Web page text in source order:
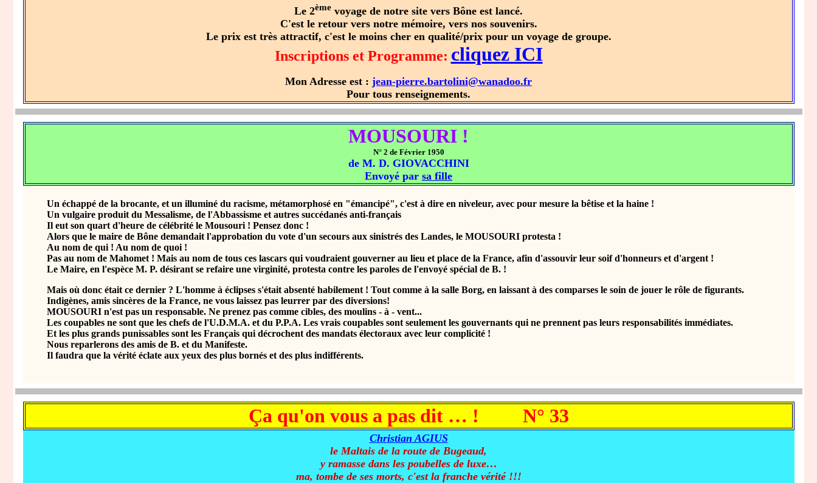
Le 2ème voyage de notre site vers Bône est lancé.
C'est le retour vers notre mémoire, vers nos souvenirs.
Le prix est très attractif, c'est le moins cher en qualité/prix pour un voyage de groupe.
Inscriptions et Programme: cliquez ICI
Mon Adresse est : jean-pierre.bartolini@wanadoo.fr
Pour tous renseignements.
MOUSOURI !
N° 2 de Février 1950
de M. D. GIOVACCHINI
Envoyé par sa fille
Un échappé de la brocante, et un illuminé du racisme, métamorphosé en "émancipé", c'est à dire en niveleur, avec pour mesure la bêtise et la haine !
Un vulgaire produit du Messalisme, de l'Abbassisme et autres succédanés anti-français
Il eut son quart d'heure de célébrité le Mousouri ! Pensez donc !
Alors que le maire de Bône demandait l'approbation du vote d'un secours aux sinistrés des Landes, le MOUSOURI protesta !
Au nom de qui ! Au nom de quoi !
Pas au nom de Mahomet ! Mais au nom de tous ces lascars qui voudraient gouverner au lieu et place de la France, afin d'assouvir leur soif d'honneurs et d'argent !
Le Maire, en l'espèce M. P. désirant se refaire une virginité, protesta contre les paroles de l'envoyé spécial de B. !
Mais où donc était ce dernier ? L'homme à éclipses s'était absenté habilement ! Tout comme à la salle Borg, en laissant à des comparses le soin de jouer le rôle de figurants.
Indigènes, amis sincères de la France, ne vous laissez pas leurrer par des diversions!
MOUSOURI n'est pas un responsable. Ne prenez pas comme cibles, des moulins - à - vent...
Les coupables ne sont que les chefs de l'U.D.M.A. et du P.P.A. Les vrais coupables sont seulement les gouvernants qui ne prennent pas leurs responsabilités immédiates.
Et les plus grands punissables sont les Français qui décrochent des mandats électoraux avec leur complicité !
Nous reparlerons des amis de B. et du Manifeste.
Il faudra que la vérité éclate aux yeux des plus bornés et des plus indifférents.
Ça qu'on vous a pas dit … ! N° 33
Christian AGIUS
le Maltais de la route de Bugeaud,
y ramasse dans les poubelles de luxe…
ma, tombe de ses morts, c'est la franche vérité !!!